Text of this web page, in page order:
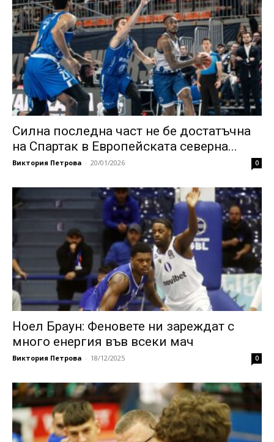
Силна последна част не бе достатъчна
на Спартак в Европейската северна...
Виктория Петрова - 20/01/2026 0
Ноел Браун: Феновете ни зареждат с
много енергия във всеки мач
Виктория Петрова - 18/12/2025 0